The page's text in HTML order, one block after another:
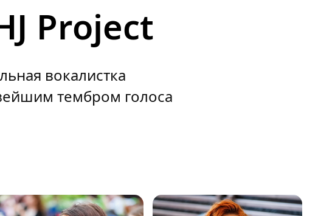
Project
вокалистка
тембром голоса